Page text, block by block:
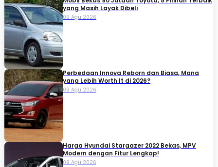
yang Masih Layak Dibeli
09 Agu 2026
Perbedaan Innova Reborn dan Biasa, Mana
yang Lebih Worth It di 2026?
09 Agu 2026
Harga Hyundai Stargazer 2022 Bekas, MPV
Modern dengan Fitur Lengkap!
09 Agu 2026